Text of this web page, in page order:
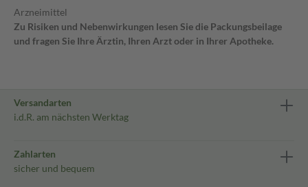
Arzneimittel
Zu Risiken und Nebenwirkungen lesen Sie die Packungsbeilage
und fragen Sie Ihre Ärztin, Ihren Arzt oder in Ihrer Apotheke.
Versandarten
i.d.R. am nächsten Werktag
Zahlarten
sicher und bequem